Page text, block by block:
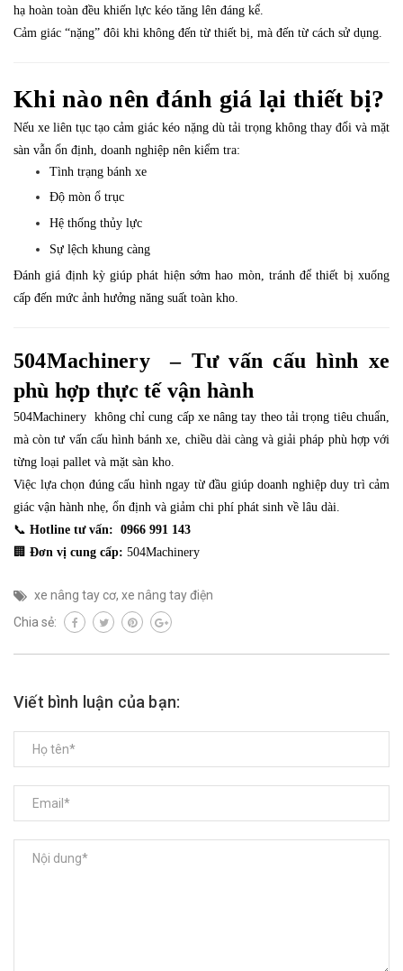
hạ hoàn toàn đều khiến lực kéo tăng lên đáng kể.
Cảm giác “nặng” đôi khi không đến từ thiết bị, mà đến từ cách sử dụng.
Khi nào nên đánh giá lại thiết bị?
Nếu xe liên tục tạo cảm giác kéo nặng dù tải trọng không thay đổi và mặt
sàn vẫn ổn định, doanh nghiệp nên kiểm tra:
Tình trạng bánh xe
Độ mòn ổ trục
Hệ thống thủy lực
Sự lệch khung càng
Đánh giá định kỳ giúp phát hiện sớm hao mòn, tránh để thiết bị xuống
cấp đến mức ảnh hưởng năng suất toàn kho.
504Machinery – Tư vấn cấu hình xe
phù hợp thực tế vận hành
504Machinery không chỉ cung cấp xe nâng tay theo tải trọng tiêu chuẩn,
mà còn tư vấn cấu hình bánh xe, chiều dài càng và giải pháp phù hợp với
từng loại pallet và mặt sàn kho.
Việc lựa chọn đúng cấu hình ngay từ đầu giúp doanh nghiệp duy trì cảm
giác vận hành nhẹ, ổn định và giảm chi phí phát sinh về lâu dài.
📞 Hotline tư vấn: 0966 991 143
🏢 Đơn vị cung cấp: 504Machinery
xe nâng tay cơ, xe nâng tay điện
Chia sẻ:
Viết bình luận của bạn: